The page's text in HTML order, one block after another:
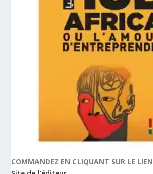
COMMANDEZ EN CLIQUANT SUR LE LIEN